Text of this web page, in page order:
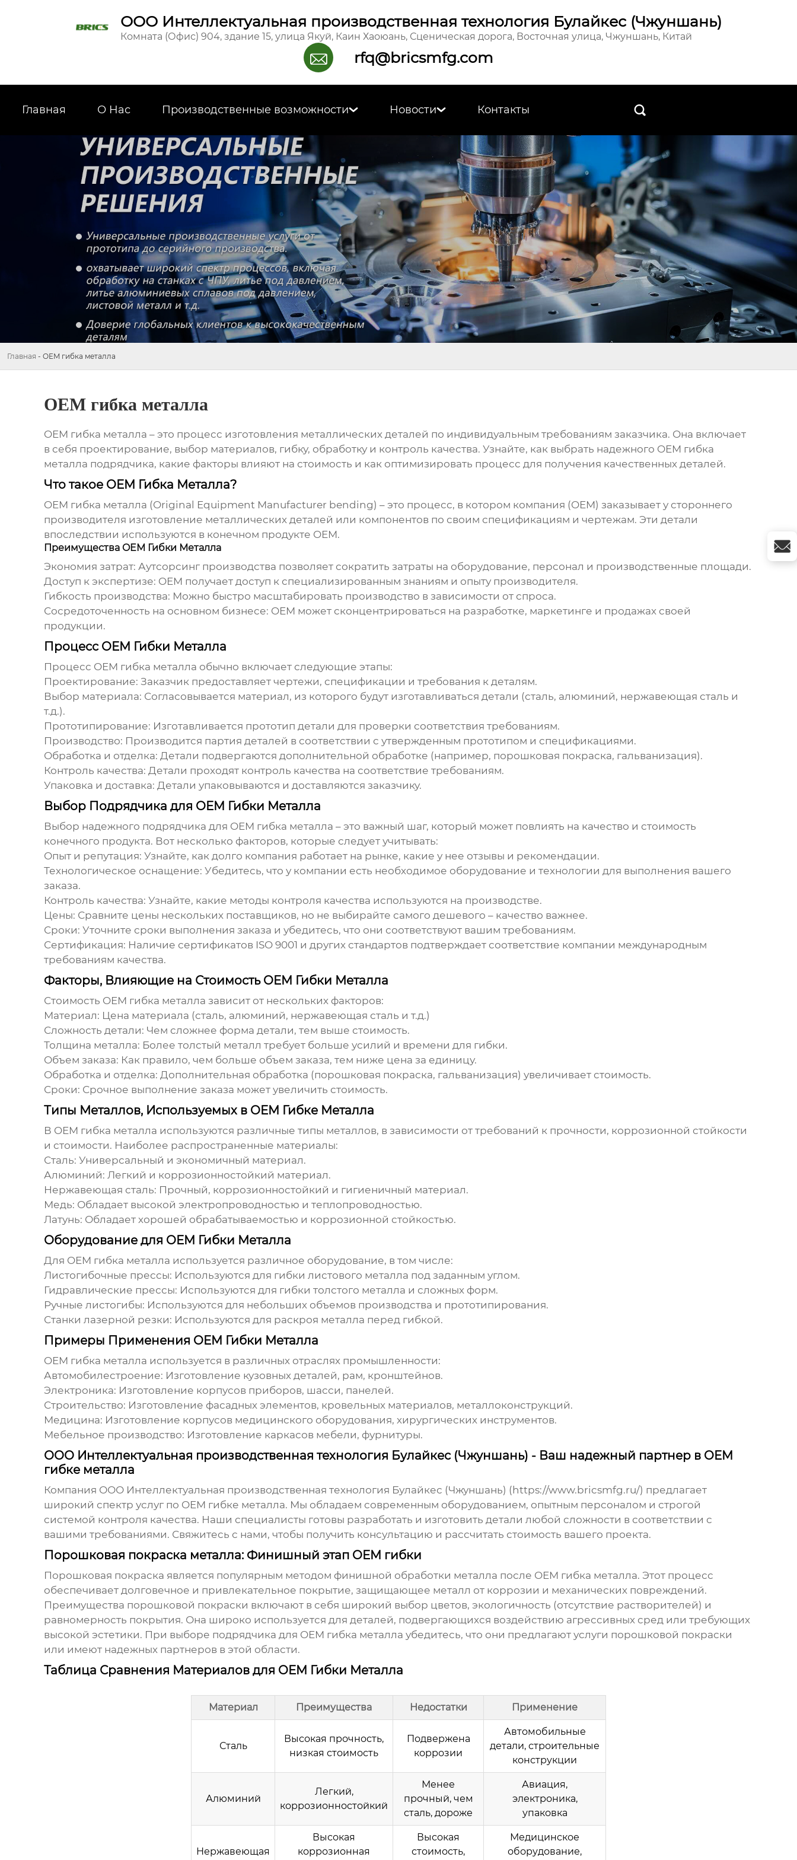
ООО Интеллектуальная производственная технология Булайкес (Чжуншань)
Комната (Офис) 904, здание 15, улица Якуй, Каин Хаоюань, Сценическая дорога, Восточная улица, Чжуншань, Китай
 rfq@bricsmfg.com
Главная О Hас Производственные возможности Новости Контакты 
Главная - OEM гибка металла
OEM гибка металла
OEM гибка металла – это процесс изготовления металлических деталей по индивидуальным требованиям заказчика. Она включает
в себя проектирование, выбор материалов, гибку, обработку и контроль качества. Узнайте, как выбрать надежного OEM гибка
металла подрядчика, какие факторы влияют на стоимость и как оптимизировать процесс для получения качественных деталей.
Что такое OEM Гибка Металла?
OEM гибка металла (Original Equipment Manufacturer bending) – это процесс, в котором компания (OEM) заказывает у стороннего
производителя изготовление металлических деталей или компонентов по своим спецификациям и чертежам. Эти детали
впоследствии используются в конечном продукте OEM.
Преимущества OEM Гибки Металла
Экономия затрат: Аутсорсинг производства позволяет сократить затраты на оборудование, персонал и производственные площади.
Доступ к экспертизе: OEM получает доступ к специализированным знаниям и опыту производителя.
Гибкость производства: Можно быстро масштабировать производство в зависимости от спроса.
Сосредоточенность на основном бизнесе: OEM может сконцентрироваться на разработке, маркетинге и продажах своей
продукции.
Процесс OEM Гибки Металла
Процесс OEM гибка металла обычно включает следующие этапы:
Проектирование: Заказчик предоставляет чертежи, спецификации и требования к деталям.
Выбор материала: Согласовывается материал, из которого будут изготавливаться детали (сталь, алюминий, нержавеющая сталь и
т.д.).
Прототипирование: Изготавливается прототип детали для проверки соответствия требованиям.
Производство: Производится партия деталей в соответствии с утвержденным прототипом и спецификациями.
Обработка и отделка: Детали подвергаются дополнительной обработке (например, порошковая покраска, гальванизация).
Контроль качества: Детали проходят контроль качества на соответствие требованиям.
Упаковка и доставка: Детали упаковываются и доставляются заказчику.
Выбор Подрядчика для OEM Гибки Металла
Выбор надежного подрядчика для OEM гибка металла – это важный шаг, который может повлиять на качество и стоимость
конечного продукта. Вот несколько факторов, которые следует учитывать:
Опыт и репутация: Узнайте, как долго компания работает на рынке, какие у нее отзывы и рекомендации.
Технологическое оснащение: Убедитесь, что у компании есть необходимое оборудование и технологии для выполнения вашего
заказа.
Контроль качества: Узнайте, какие методы контроля качества используются на производстве.
Цены: Сравните цены нескольких поставщиков, но не выбирайте самого дешевого – качество важнее.
Сроки: Уточните сроки выполнения заказа и убедитесь, что они соответствуют вашим требованиям.
Сертификация: Наличие сертификатов ISO 9001 и других стандартов подтверждает соответствие компании международным
требованиям качества.
Факторы, Влияющие на Стоимость OEM Гибки Металла
Стоимость OEM гибка металла зависит от нескольких факторов:
Материал: Цена материала (сталь, алюминий, нержавеющая сталь и т.д.)
Сложность детали: Чем сложнее форма детали, тем выше стоимость.
Толщина металла: Более толстый металл требует больше усилий и времени для гибки.
Объем заказа: Как правило, чем больше объем заказа, тем ниже цена за единицу.
Обработка и отделка: Дополнительная обработка (порошковая покраска, гальванизация) увеличивает стоимость.
Сроки: Срочное выполнение заказа может увеличить стоимость.
Типы Металлов, Используемых в OEM Гибке Металла
В OEM гибка металла используются различные типы металлов, в зависимости от требований к прочности, коррозионной стойкости
и стоимости. Наиболее распространенные материалы:
Сталь: Универсальный и экономичный материал.
Алюминий: Легкий и коррозионностойкий материал.
Нержавеющая сталь: Прочный, коррозионностойкий и гигиеничный материал.
Медь: Обладает высокой электропроводностью и теплопроводностью.
Латунь: Обладает хорошей обрабатываемостью и коррозионной стойкостью.
Оборудование для OEM Гибки Металла
Для OEM гибка металла используется различное оборудование, в том числе:
Листогибочные прессы: Используются для гибки листового металла под заданным углом.
Гидравлические прессы: Используются для гибки толстого металла и сложных форм.
Ручные листогибы: Используются для небольших объемов производства и прототипирования.
Станки лазерной резки: Используются для раскроя металла перед гибкой.
Примеры Применения OEM Гибки Металла
OEM гибка металла используется в различных отраслях промышленности:
Автомобилестроение: Изготовление кузовных деталей, рам, кронштейнов.
Электроника: Изготовление корпусов приборов, шасси, панелей.
Строительство: Изготовление фасадных элементов, кровельных материалов, металлоконструкций.
Медицина: Изготовление корпусов медицинского оборудования, хирургических инструментов.
Мебельное производство: Изготовление каркасов мебели, фурнитуры.
ООО Интеллектуальная производственная технология Булайкес (Чжуншань) - Ваш надежный партнер в OEM
гибке металла
Компания ООО Интеллектуальная производственная технология Булайкес (Чжуншань) ( https://www.bricsmfg.ru/) предлагает
широкий спектр услуг по OEM гибке металла. Мы обладаем современным оборудованием, опытным персоналом и строгой
системой контроля качества. Наши специалисты готовы разработать и изготовить детали любой сложности в соответствии с
вашими требованиями. Свяжитесь с нами, чтобы получить консультацию и рассчитать стоимость вашего проекта.
Порошковая покраска металла: Финишный этап OEM гибки
Порошковая покраска является популярным методом финишной обработки металла после OEM гибкa металла. Этот процесс
обеспечивает долговечное и привлекательное покрытие, защищающее металл от коррозии и механических повреждений.
Преимущества порошковой покраски включают в себя широкий выбор цветов, экологичность (отсутствие растворителей) и
равномерность покрытия. Она широко используется для деталей, подвергающихся воздействию агрессивных сред или требующих
высокой эстетики. При выборе подрядчика для OEM гибкa металла убедитесь, что они предлагают услуги порошковой покраски
или имеют надежных партнеров в этой области.
Таблица Сравнения Материалов для OEM Гибки Металла
Материал Преимущества Недостатки Применение
Сталь
Высокая прочность,
низкая стоимость
Подвержена
коррозии
Автомобильные
детали, строительные
конструкции
Алюминий
Легкий,
коррозионностойкий
Менее
прочный, чем
сталь, дороже
Авиация,
электроника,
упаковка
Нержавеющая
Высокая
коррозионная
Высокая
стоимость,
Медицинское
оборудование,